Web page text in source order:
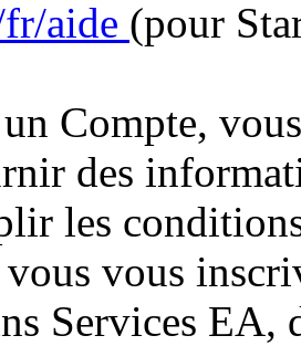
aide (pour
Compte,
des
les
vous
Services